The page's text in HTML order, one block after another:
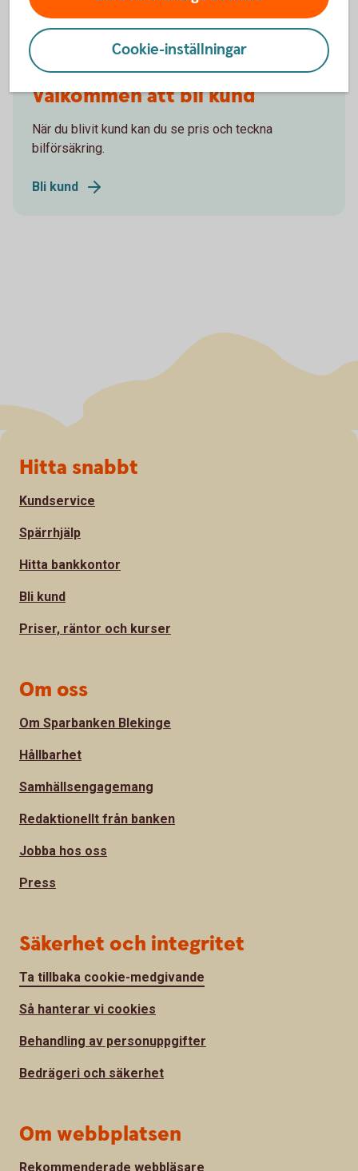
Välkommen att bli kund
När du blivit kund kan du se pris och teckna
bilförsäkring.
Bli kund
Cookie-inställningar
Sidfot
Hitta snabbt
Kundservice
Spärrhjälp
Hitta bankkontor
Bli kund
Priser, räntor och kurser
Om oss
Om Sparbanken Blekinge
Hållbarhet
Samhällsengagemang
Redaktionellt från banken
Jobba hos oss
Press
Säkerhet och integritet
Ta tillbaka cookie-medgivande
Så hanterar vi cookies
Behandling av personuppgifter
Bedrägeri och säkerhet
Om webbplatsen
Rekommenderade webbläsare